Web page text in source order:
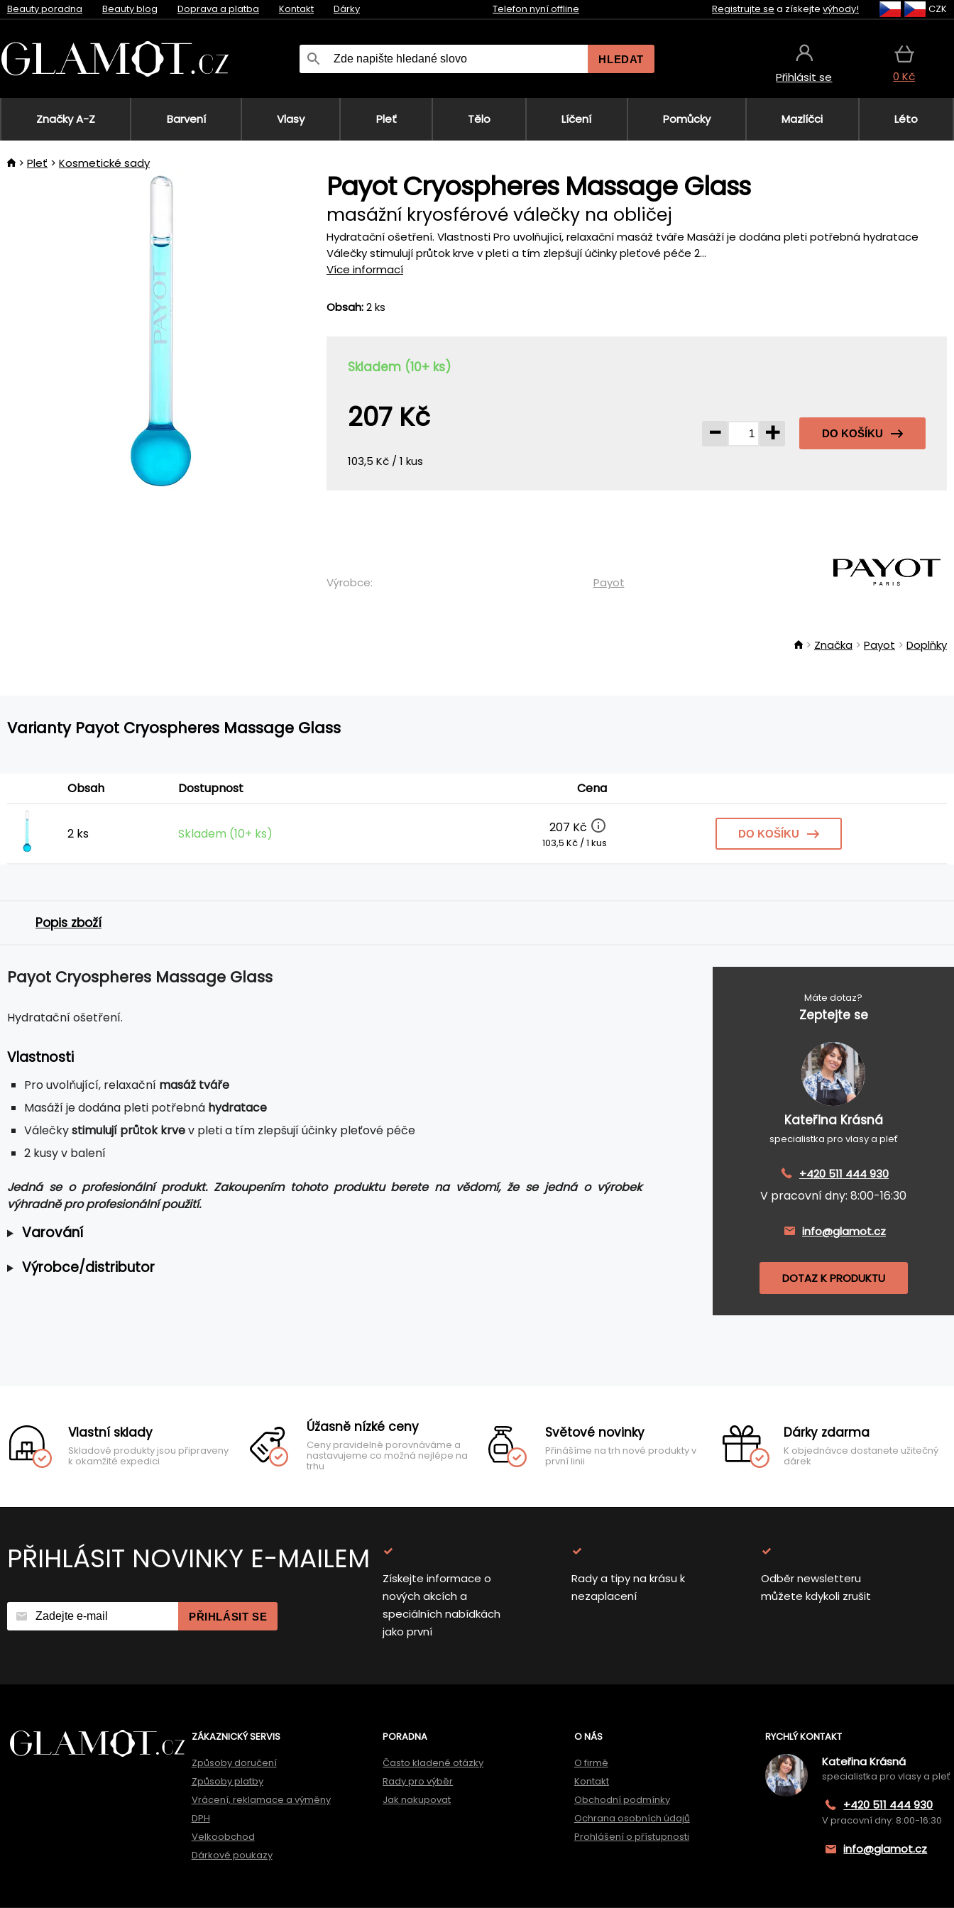
Beauty poradna Beauty blog Doprava a platba Kontakt Dárky Telefon nyní offline Registrujte se a získejte výhody! CZK
HLEDAT
Přihlásit se 0 Kč
Značky A-Z Barvení Vlasy Pleť Tělo Líčení Pomůcky Mazlíčci Léto
Pleť Kosmetické sady
Payot Cryospheres Massage Glass
masážní kryosférové válečky na obličej
Hydratační ošetření. Vlastnosti Pro uvolňující, relaxační masáž tváře Masáží je dodána pleti potřebná hydratace
Válečky stimulují průtok krve v pleti a tím zlepšují účinky pleťové péče 2...
Více informací
Obsah:2 ks
Skladem (10+ ks)
207 Kč
103,5 Kč / 1 kus
- + DO KOŠÍKU
Výrobce: Payot
Značka Payot Doplňky
Varianty Payot Cryospheres Massage Glass
Obsah Dostupnost Cena
2 ks Skladem (10+ ks) 207 Kč
103,5 Kč / 1 kus
DO KOŠÍKU
Popis zboží
Payot Cryospheres Massage Glass
Hydratační ošetření.
Vlastnosti
Pro uvolňující, relaxační masáž tváře
Masáží je dodána pleti potřebná hydratace
Válečkystimulují průtok krvev pleti a tím zlepšují účinky pleťové péče
2 kusy v balení
Jedná se o profesionální produkt. Zakoupením tohoto produktu berete na vědomí, že se jedná o výrobek
výhradně pro profesionální použití.
Varování
Výrobce/distributor
Máte dotaz?
Zeptejte se
Kateřina Krásná
specialistka pro vlasy a pleť
+420 511 444 930
V pracovní dny: 8:00-16:30
info@glamot.cz
DOTAZ K PRODUKTU
Vlastní sklady
Skladové produkty jsou připraveny
k okamžité expedici
Úžasně nízké ceny
Ceny pravidelně porovnáváme a
nastavujeme co možná nejlépe na
trhu
Světové novinky
Přinášíme na trh nové produkty v
první linii
Dárky zdarma
K objednávce dostanete užitečný
dárek
PŘIHLÁSIT NOVINKY E-MAILEM
PŘIHLÁSIT SE
Získejte informace o
nových akcích a
speciálních nabídkách
jako první
Rady a tipy na krásu k
nezaplacení
Odběr newsletteru
můžete kdykoli zrušit
ZÁKAZNICKÝ SERVIS
Způsoby doručení
Způsoby platby
Vrácení, reklamace a výměny
DPH
Velkoobchod
Dárkové poukazy
PORADNA
Často kladené otázky
Rady pro výběr
Jak nakupovat
O NÁS
O firmě
Kontakt
Obchodní podmínky
Ochrana osobních údajů
Prohlášení o přístupnosti
RYCHLÝ KONTAKT
Kateřina Krásná
specialistka pro vlasy a pleť
+420 511 444 930
V pracovní dny: 8:00-16:30
info@glamot.cz